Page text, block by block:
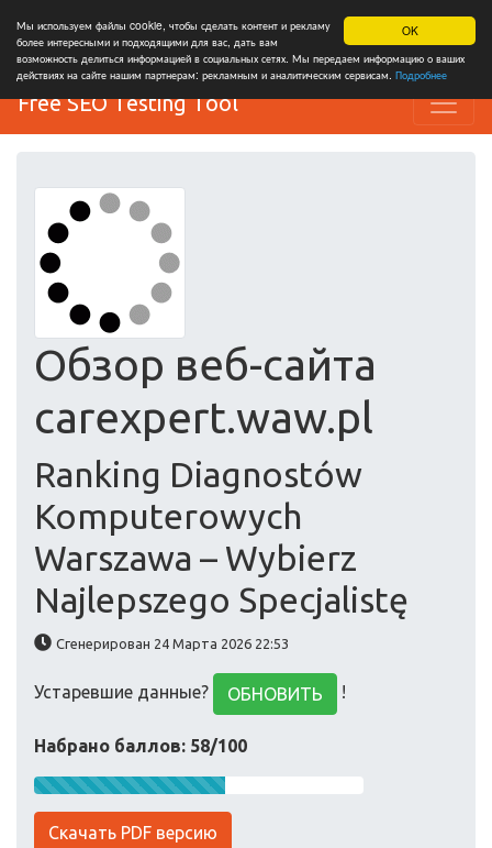
OK
Мы используем файлы cookie, чтобы сделать контент и рекламу
более интересными и подходящими для вас, дать вам
возможность делиться информацией в социальных сетях. Мы передаем информацию о ваших
действиях на сайте нашим партнерам: рекламным и аналитическим сервисам. Подробнее
Free SEO Testing Tool
Обзор веб-сайта
carexpert.waw.pl
Ranking Diagnostów
Komputerowych
Warszawa – Wybierz
Najlepszego Specjalistę
Сгенерирован 24 Марта 2026 22:53
Устаревшие данные? ОБНОВИТЬ !
Набрано баллов: 58/100
Скачать PDF версию